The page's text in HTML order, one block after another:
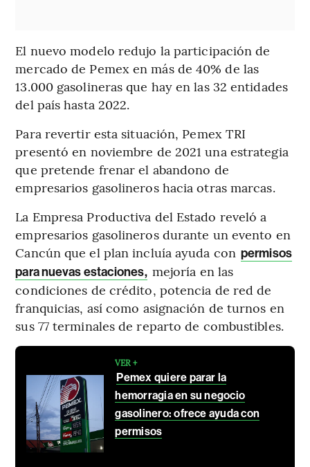
El nuevo modelo redujo la participación de
mercado de Pemex en más de 40% de las
13.000 gasolineras que hay en las 32 entidades
del país hasta 2022.
Para revertir esta situación, Pemex TRI
presentó en noviembre de 2021 una estrategia
que pretende frenar el abandono de
empresarios gasolineros hacia otras marcas.
La Empresa Productiva del Estado reveló a
empresarios gasolineros durante un evento en
Cancún que el plan incluía ayuda con permisos
para nuevas estaciones, mejoría en las
condiciones de crédito, potencia de red de
franquicias, así como asignación de turnos en
sus 77 terminales de reparto de combustibles.
VER +
Pemex quiere parar la
hemorragia en su negocio
gasolinero: ofrece ayuda con
permisos